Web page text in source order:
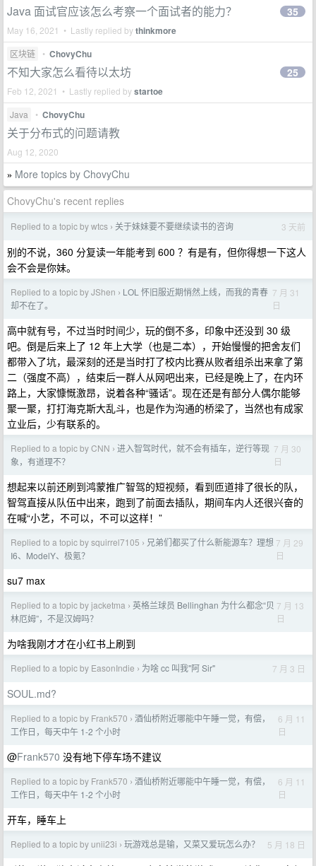
Java 面试官应该怎么考察一个面试者的能力？
May 16, 2021 • Lastly replied bythinkmore
35
区块链 • ChovyChu
不知大家怎么看待以太坊
Feb 12, 2021 • Lastly replied bystartoe
25
Java • ChovyChu
关于分布式的问题请教
Aug 12, 2020
» More topics by ChovyChu
ChovyChu's recent replies
Replied to a topic by wtcs › 关于妹妹要不要继续读书的咨询 3 天前
别的不说，360 分复读一年能考到 600 ？有是有，但你得想一下这人
会不会是你妹。
Replied to a topic by JShen › LOL 怀旧服近期悄然上线，而我的青春
却不在了。
7 月 31
日
高中就有号，不过当时时间少，玩的倒不多，印象中还没到 30 级
吧。倒是后来上了 12 年上大学（也是二本），开始慢慢的把舍友们
都带入了坑，最深刻的还是当时打了校内比赛从败者组杀出来拿了第
二（强度不高），结束后一群人从网吧出来，已经是晚上了，在内环
路上，大家慷慨激昂，说着各种“骚话”。现在还是有部分人偶尔能够
聚一聚，打打海克斯大乱斗，也是作为沟通的桥梁了，当然也有成家
立业后，少有联系的。
Replied to a topic by CNN › 进入智驾时代，就不会有插车，逆行等现
象，有道理不？
7 月 30
日
想起来以前还刷到鸿蒙推广智驾的短视频，看到匝道排了很长的队，
智驾直接从队伍中出来，跑到了前面去插队，期间车内人还很兴奋的
在喊“小艺，不可以，不可以这样！”
Replied to a topic by squirrel7105 › 兄弟们都买了什么新能源车？理想
I6、ModelY、极氪？
7 月 29
日
su7 max
Replied to a topic by jacketma › 英格兰球员 Bellinghan 为什么都念“贝
林厄姆”，不是汉姆吗？
7 月 13
日
为啥我刚才才在小红书上刷到
Replied to a topic by EasonIndie › 为啥 cc 叫我"阿 Sir" 7 月 3 日
SOUL.md?
Replied to a topic by Frank570 › 酒仙桥附近哪能中午睡一觉，有偿，
工作日，每天中午 1-2 个小时
6 月 11
日
@Frank570 没有地下停车场不建议
Replied to a topic by Frank570 › 酒仙桥附近哪能中午睡一觉，有偿，
工作日，每天中午 1-2 个小时
6 月 11
日
开车，睡车上
Replied to a topic by unii23i › 玩游戏总是输，又菜又爱玩怎么办？ 5 月 18 日